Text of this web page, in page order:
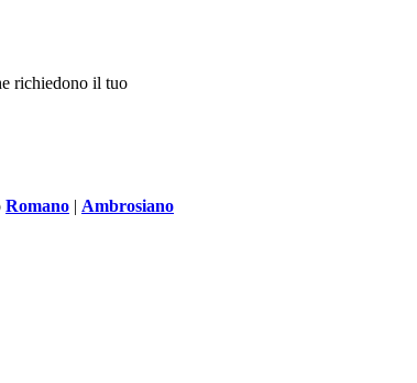
richiedono il tuo
Romano | Ambrosiano